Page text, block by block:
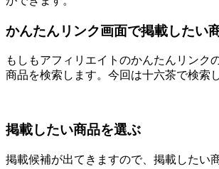
かんたんリンク画面で掲載したい
もしもアフィリエイトのかんたんリンク
商品を検索します。今回は十六茶で検索
掲載したい商品を選ぶ
掲載候補が出てきますので、掲載したい